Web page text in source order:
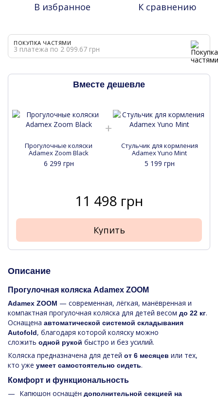
В избранное К сравнению
ПОКУПКА ЧАСТЯМИ
3 платежа по 2 099.67 грн
Вместе дешевле
Прогулочные коляски
Adamex Zoom Black
6 299 грн
Стульчик для кормления
Adamex Yuno Mint
5 199 грн
11 498 грн
Купить
Описание
Прогулочная коляска Adamex ZOOM
Adamex ZOOM — современная, лёгкая, манёвренная и
компактная прогулочная коляска для детей весом до 22 кг.
Оснащена автоматической системой складывания
Autofold, благодаря которой коляску можно
сложить одной рукой быстро и без усилий.
Коляска предназначена для детей от 6 месяцев или тех,
кто уже умеет самостоятельно сидеть.
Комфорт и функциональность
Капюшон оснащён дополнительной секцией на